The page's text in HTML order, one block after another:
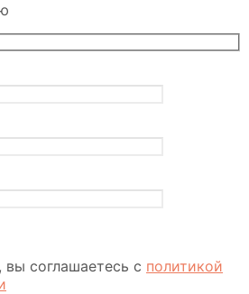
вы соглашаетесь с политикой